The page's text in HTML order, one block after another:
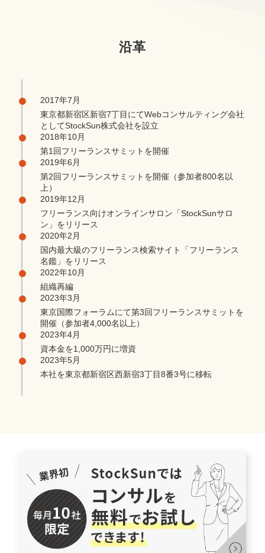
沿革
2017年7月
東京都新宿区新宿7丁目にてWebコンサルティング会社
としてStockSun株式会社を設立
2018年10月
第1回フリーランスサミットを開催
2019年6月
第2回フリーランスサミットを開催（参加者800名以
上）
2019年12月
フリーランス向けオンラインサロン「StockSunサロ
ン」をリリース
2020年2月
国内最大級のフリーランス検索サイト「フリーランス
名鑑」をリリース
2022年10月
組織再編
2023年3月
東京国際フォーラムにて第3回フリーランスサミットを
開催（参加者4,000名以上）
2023年4月
資本金を1,000万円に増資
2023年5月
本社を東京都新宿区西新宿3丁目8番3号に移転